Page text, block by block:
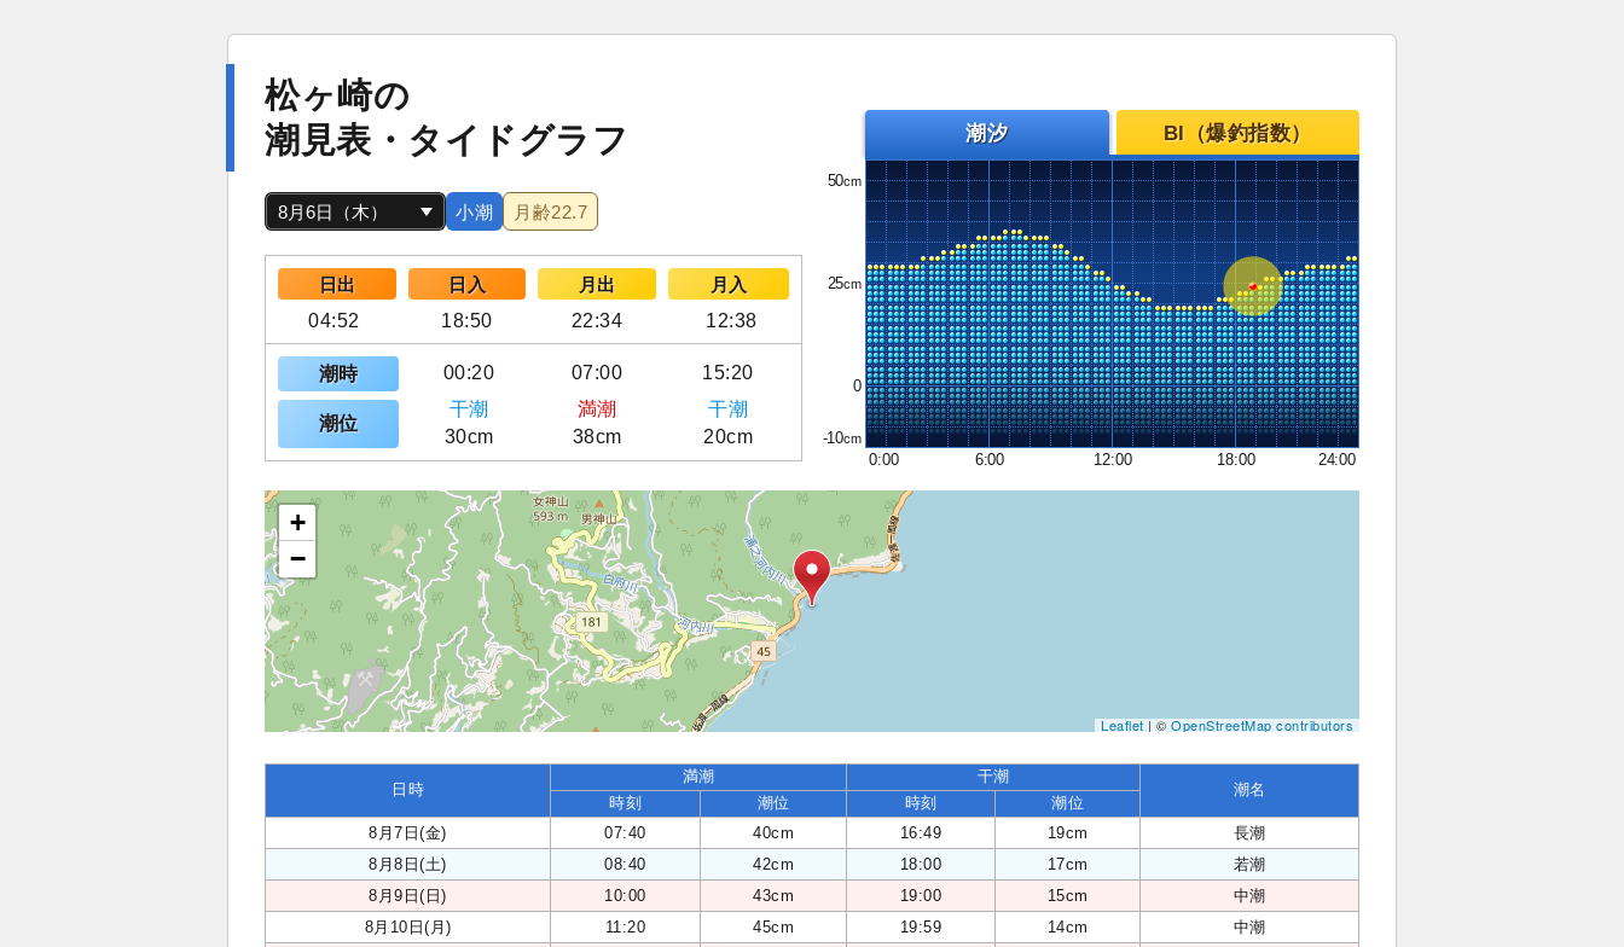
松ヶ崎の
潮見表・タイドグラフ
小潮 月齢22.7
日出 日入 月出
月入
04:52
18:50 22:34 12:38
潮時 00:20 07:00 15:20
潮位
干潮 満潮
干潮
30cm
38cm 20cm
潮汐 BI（爆釣指数）
50
25
0
-10
0:00
6:00 12:00 18:00 24:00
+
−
Leaflet| ©OpenStreetMap contributors
日時
満潮 干潮
潮名
時刻 潮位 時刻
潮位
8月7日(金)
07:40 40cm 16:49 19cm
長潮
8月8日(土)
08:40 42cm 18:00 17cm
若潮
8月9日(日)
10:00 43cm 19:00 15cm
中潮
8月10日(月)
11:20 45cm 19:59 14cm 中潮